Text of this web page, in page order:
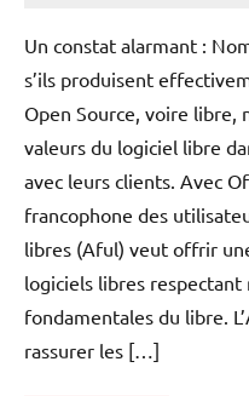
Un constat alarmant :
s’ils produisent
Open Source, voire
valeurs du logiciel libre
avec leurs clients. Avec
francophone des
libres (Aful) veut offrir
logiciels libres
fondamentales du libre.
rassurer les […]